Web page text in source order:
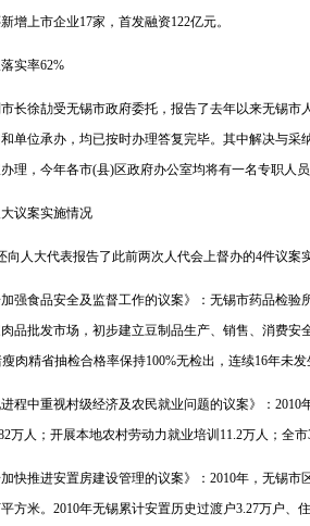
增上市企业17家，首发融资122亿元。
实率62%
徐劼受无锡市政府委托，报告了去年以来无锡市
单位承办，均已按时办理答复完毕。其中解决与采
理，今年各市(县)区政府办公室均将有一名专职人
议案实施情况
人大代表报告了此前两次人代会上督办的4件议案
食品安全及监督工作的议案》：无锡市药品检验
品批发市场，初步建立豆制品生产、销售、消费
肉精省抽检合格率保持100%无检出，连续16年未
中重视村级经济及农民就业问题的议案》：2010
万人；开展本地农村劳动力就业培训11.2万人；全
推进安置房建设管理的议案》：2010年，无锡市
方米。2010年无锡累计安置历史过渡户3.27万户